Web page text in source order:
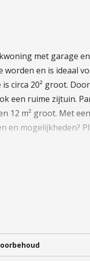
met garage
en is ideaal
circa 20² groot.
een ruime zijtuin.
12 m² groot. Met
en mogelijkheden?
hal meterkast
is een dichte
keuken bereik je de